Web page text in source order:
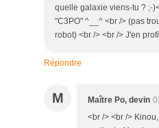
quelle galaxie viens-tu ? ;-
"C3PO" ^__^ <br /> (pas
robot) <br /> <br /> J'en
Répondre
M Maître Po, devin
<br /> <br />